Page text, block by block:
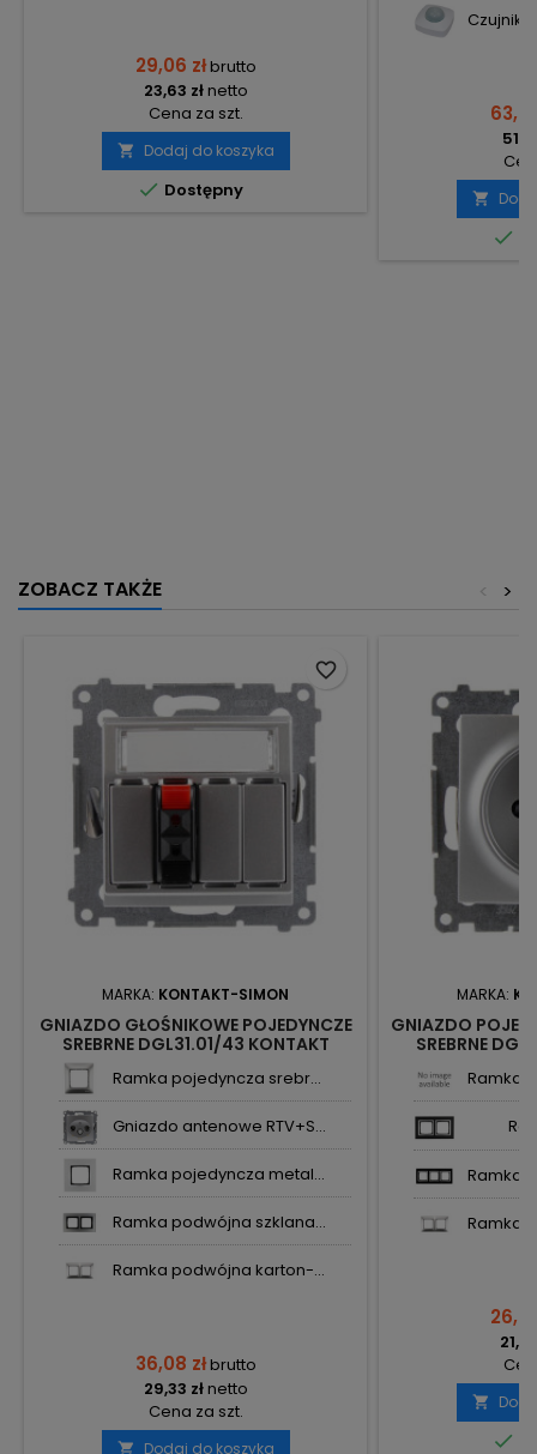
29,06 złbrutto
23,63 złnetto
Cena za szt.
 Dodaj do koszyka
 Dostępny
Czujnik


ZOBACZ TAKŻE >
<
MARKA: KONTAKT-SIMON
GNIAZDO GŁOŚNIKOWE POJEDYNCZE
SREBRNE DGL31.01/43 KONTAKT
Ramka pojedyncza srebr...
Gniazdo antenowe RTV+S...
Ramka pojedyncza metal...
Ramka podwójna szklana...
Ramka podwójna karton-...
36,08 złbrutto
29,33 złnetto
Cena za szt.
 Dodaj do koszyka
favorite_border
MARKA:
GNIAZDO
SREBRNE
Ramka
Ramka
Ramka

